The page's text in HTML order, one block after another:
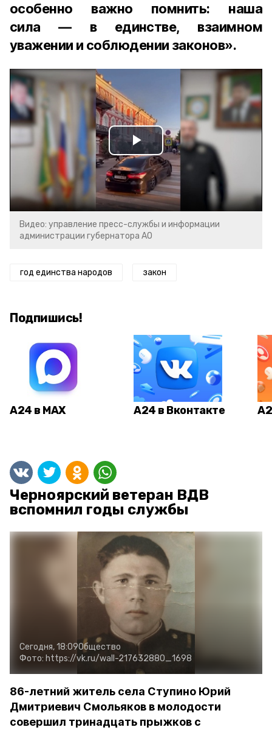
особенно важно помнить: наша
сила — в единстве, взаимном
уважении и соблюдении законов».
Play
Video
Видео: управление пресс-службы и информации
администрации губернатора АО
год единства народов закон
Подпишись!
А24 в MAX А24 в Вконтакте
Черноярский ветеран ВДВ
вспомнил годы службы
Сегодня, 18:09Общество
Фото: https://vk.ru/wall-217632880_1698
86-летний житель села Ступино Юрий
Дмитриевич Смольяков в молодости
совершил тринадцать прыжков с